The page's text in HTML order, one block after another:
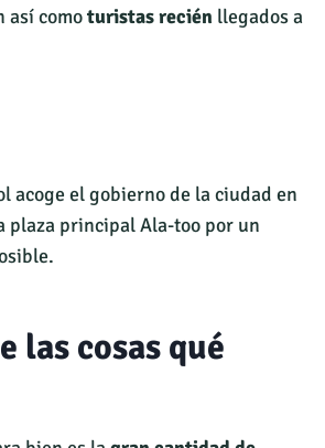
así comoturistas recién llegados a
acoge el gobierno de la ciudad en
plaza principal Ala-too por un
las cosas qué